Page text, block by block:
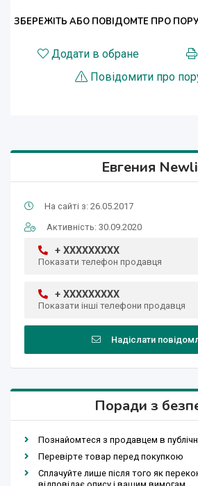
ЗБЕРЕЖІТЬ АБО ПОВІДОМТЕ ПРО
Додати в обране
Повідомити про
Евгения
На сайті з: 26.05.2017
Активність: 30.09.2020
+ XXXXXXXXX
Показати телефон продавця
+ XXXXXXXXX
Показати інші телефони продавця
Надіслати
Поради з
Познайомтеся з продавцем в
Перевірте товар перед покупкою
Сплачуйте лише після того як